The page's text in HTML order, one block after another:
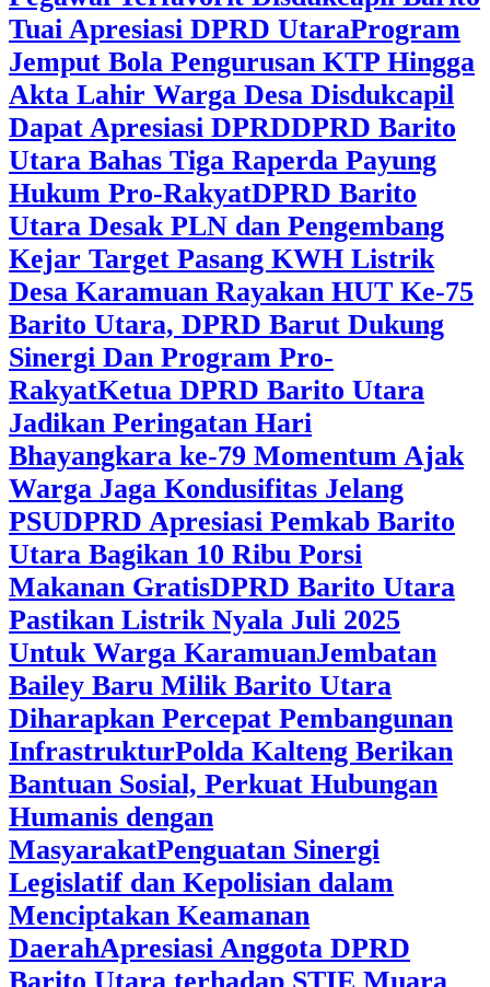
Tuai Apresiasi DPRD UtaraProgram
Jemput Bola Pengurusan KTP Hingga
Akta Lahir Warga Desa Disdukcapil
Dapat Apresiasi DPRDDPRD Barito
Utara Bahas Tiga Raperda Payung
Hukum Pro-RakyatDPRD Barito
Utara Desak PLN dan Pengembang
Kejar Target Pasang KWH Listrik
Desa Karamuan Rayakan HUT Ke-75
Barito Utara, DPRD Barut Dukung
Sinergi Dan Program Pro-
RakyatKetua DPRD Barito Utara
Jadikan Peringatan Hari
Bhayangkara ke-79 Momentum Ajak
Warga Jaga Kondusifitas Jelang
PSUDPRD Apresiasi Pemkab Barito
Utara Bagikan 10 Ribu Porsi
Makanan GratisDPRD Barito Utara
Pastikan Listrik Nyala Juli 2025
Untuk Warga KaramuanJembatan
Bailey Baru Milik Barito Utara
Diharapkan Percepat Pembangunan
InfrastrukturPolda Kalteng Berikan
Bantuan Sosial, Perkuat Hubungan
Humanis dengan
MasyarakatPenguatan Sinergi
Legislatif dan Kepolisian dalam
Menciptakan Keamanan
DaerahApresiasi Anggota DPRD